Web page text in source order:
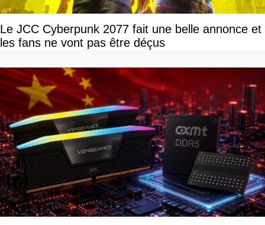
Le JCC Cyberpunk 2077 fait une belle annonce et
les fans ne vont pas être déçus